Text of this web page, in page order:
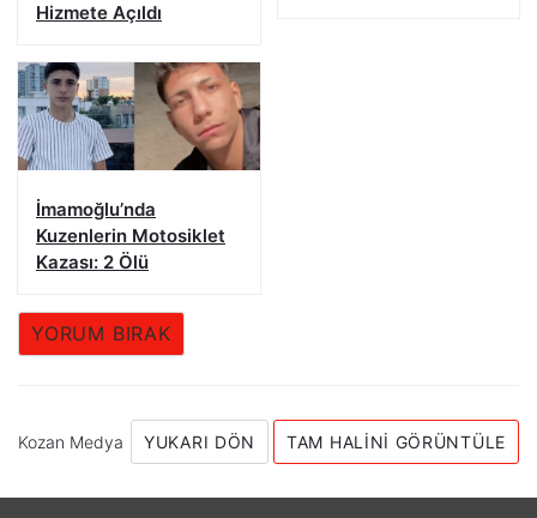
Hizmete Açıldı
İmamoğlu’nda
Kuzenlerin Motosiklet
Kazası: 2 Ölü
YORUM BIRAK
Kozan Medya YUKARI DÖN TAM HALINI GÖRÜNTÜLE